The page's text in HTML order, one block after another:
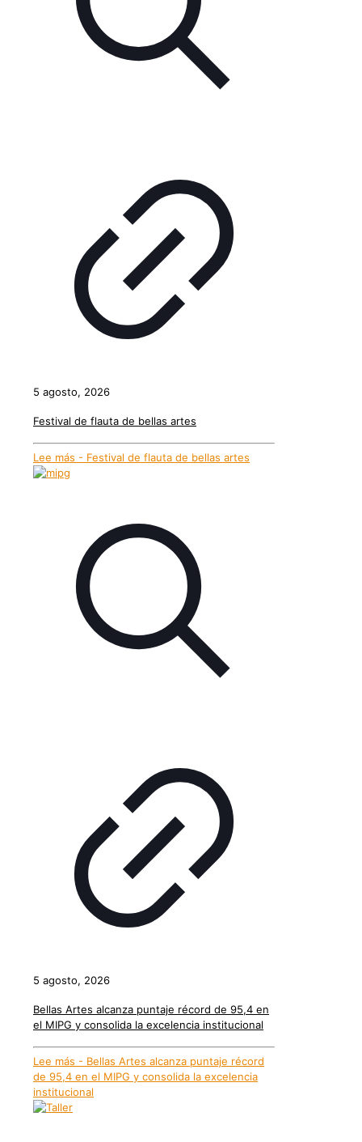
5 agosto, 2026
Festival de flauta de bellas artes
Lee más - Festival de flauta de bellas artes
5 agosto, 2026
Bellas Artes alcanza puntaje récord de 95,4 en
el MIPG y consolida la excelencia institucional
Lee más - Bellas Artes alcanza puntaje récord
de 95,4 en el MIPG y consolida la excelencia
institucional